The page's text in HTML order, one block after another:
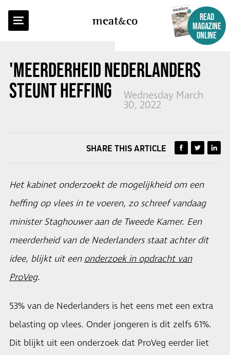
meatco
READ
MAGAZINE
ONLINE
'MEERDERHEID NEDERLANDERS
STEUNT HEFFING OP VLEES'
Wednesday March
30, 2022
BACK TO OVERVIEW
SHARE THIS ARTICLE
Het kabinet onderzoekt de mogelijkheid om een
heffing op vlees in te voeren, zo schreef vandaag
minister Staghouwer aan de Tweede Kamer. Een
meerderheid van de Nederlanders staat achter dit
idee, blijkt uit eenonderzoek in opdracht van
ProVeg.
53% van de Nederlanders is het eens met een extra
belasting op vlees. Onder jongeren is dit zelfs 61%.
Dit blijkt uit een onderzoek dat ProVeg eerder liet